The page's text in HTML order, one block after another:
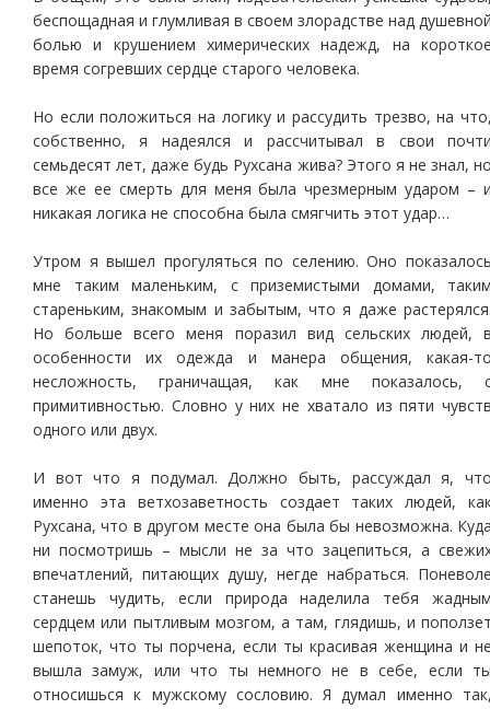
беспощадная и глумливая в своем злорадстве над
болью и крушением химерических надежд, на
время согревших сердце старого человека.
Но если положиться на логику и рассудить трезво, на
собственно, я надеялся и рассчитывал в свои
семьдесят лет, даже будь Рухсана жива? Этого я не знал,
все же ее смерть для меня была чрезмерным ударом –
никакая логика не способна была смягчить этот удар…
Утром я вышел прогуляться по селению. Оно
мне таким маленьким, с приземистыми домами,
стареньким, знакомым и забытым, что я даже
Но больше всего меня поразил вид сельских людей,
особенности их одежда и манера общения, какая-
несложность, граничащая, как мне показалось,
примитивностью. Словно у них не хватало из пяти
одного или двух.
И вот что я подумал. Должно быть, рассуждал я,
именно эта ветхозаветность создает таких людей,
Рухсана, что в другом месте она была бы невозможна.
ни посмотришь – мысли не за что зацепиться, а
впечатлений, питающих душу, негде набраться.
станешь чудить, если природа наделила тебя
сердцем или пытливым мозгом, а там, глядишь, и
шепоток, что ты порчена, если ты красивая женщина и
вышла замуж, или что ты немного не в себе, если
относишься к мужскому сословию. Я думал именно